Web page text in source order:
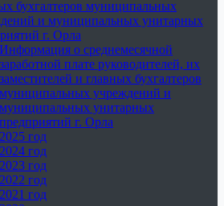
бухгалтеров муниципальных
и муниципальных унитарных
г. Орла
Информация о среднемесячной
заработной плате руководителей, их
заместителей и главных бухгалтеров
муниципальных учреждений и
муниципальных унитарных
предприятий г. Орла
2025 год
2024 год
2023 год
2022 год
2021 год